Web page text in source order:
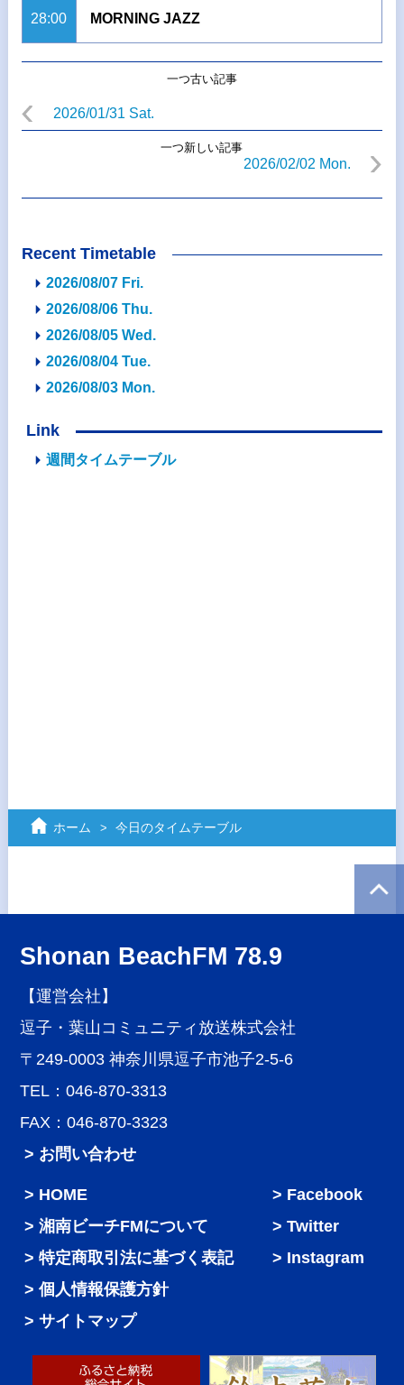
28:00 MORNING JAZZ
一つ古い記事
2026/01/31 Sat.
一つ新しい記事
2026/02/02 Mon.
Recent Timetable
2026/08/07 Fri.
2026/08/06 Thu.
2026/08/05 Wed.
2026/08/04 Tue.
2026/08/03 Mon.
Link
週間タイムテーブル
ホーム 今日のタイムテーブル
Shonan BeachFM 78.9
【運営会社】
逗子・葉山コミュニティ放送株式会社
〒249-0003 神奈川県逗子市池子2-5-6
TEL：046-870-3313
FAX：046-870-3323
> お問い合わせ
HOME
湘南ビーチFMについて
特定商取引法に基づく表記
個人情報保護方針
サイトマップ
Facebook
Twitter
Instagram